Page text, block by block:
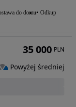
do domu Odkup
35 000 PLN
Powyżej średniej